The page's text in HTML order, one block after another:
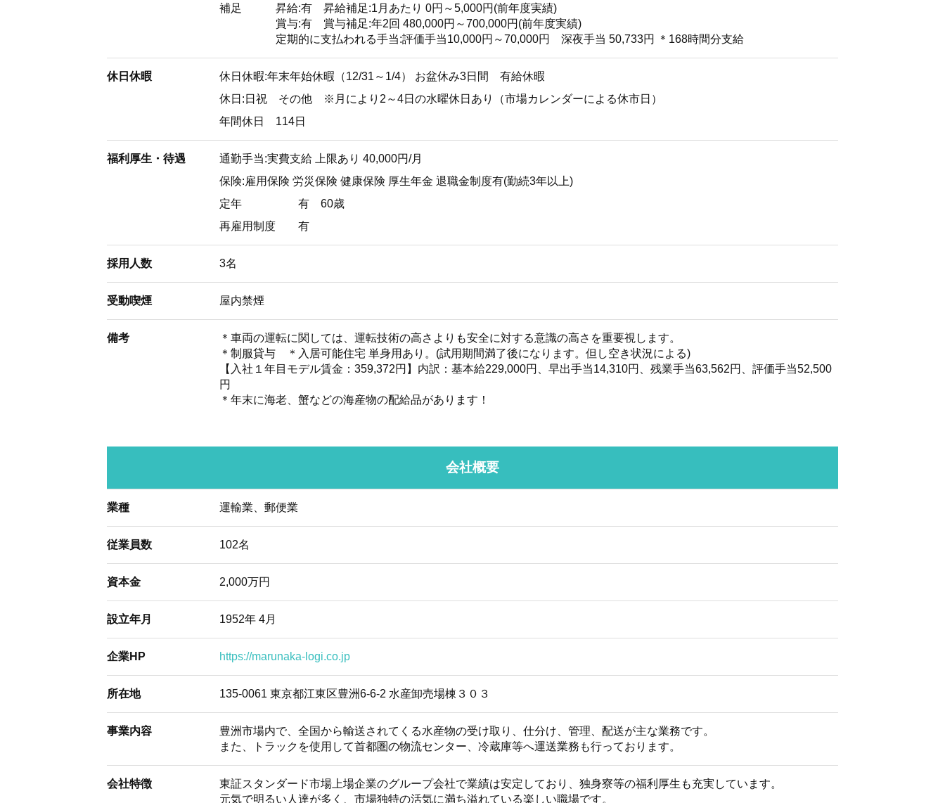
補足
昇給:有 昇給補足:1月あたり 0円～5,000円(前年度実績)
賞与:有 賞与補足:年2回 480,000円～700,000円(前年度実績)
定期的に支払われる手当:評価手当10,000円～70,000円 深夜手当 50,733円 ＊168時間分支給
休日休暇
休日休暇:年末年始休暇（12/31～1/4） お盆休み3日間 有給休暇
休日:日祝 その他 ※月により2～4日の水曜休日あり（市場カレンダーによる休市日）
年間休日 114日
福利厚生・待遇
通勤手当:実費支給 上限あり 40,000円/月
保険:雇用保険 労災保険 健康保険 厚生年金 退職金制度有(勤続3年以上)
定年
有 60歳
再雇用制度
有
採用人数 3名
受動喫煙 屋内禁煙
備考
＊車両の運転に関しては、運転技術の高さよりも安全に対する意識の高さを重要視します。
＊制服貸与 ＊入居可能住宅 単身用あり。(試用期間満了後になります。但し空き状況による)
【入社１年目モデル賃金：359,372円】内訳：基本給229,000円、早出手当14,310円、残業手当63,562円、評価手当52,500
円
＊年末に海老、蟹などの海産物の配給品があります！
会社概要
業種 運輸業、郵便業
従業員数 102名
資本金 2,000万円
設立年月 1952年 4月
企業HP https://marunaka-logi.co.jp
所在地 135-0061 東京都江東区豊洲6-6-2 水産卸売場棟３０３
事業内容
豊洲市場内で、全国から輸送されてくる水産物の受け取り、仕分け、管理、配送が主な業務です。
また、トラックを使用して首都圏の物流センター、冷蔵庫等へ運送業務も行っております。
会社特徴
東証スタンダード市場上場企業のグループ会社で業績は安定しており、独身寮等の福利厚生も充実しています。
元気で明るい人達が多く、市場独特の活気に満ち溢れている楽しい職場です。